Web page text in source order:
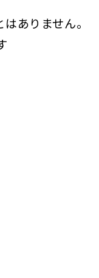
ありません。